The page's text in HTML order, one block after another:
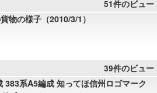
51件のビュー
物の様子（2010/3/1）
39件のビュー
383系A5編成 知ってほ信州ロゴマーク